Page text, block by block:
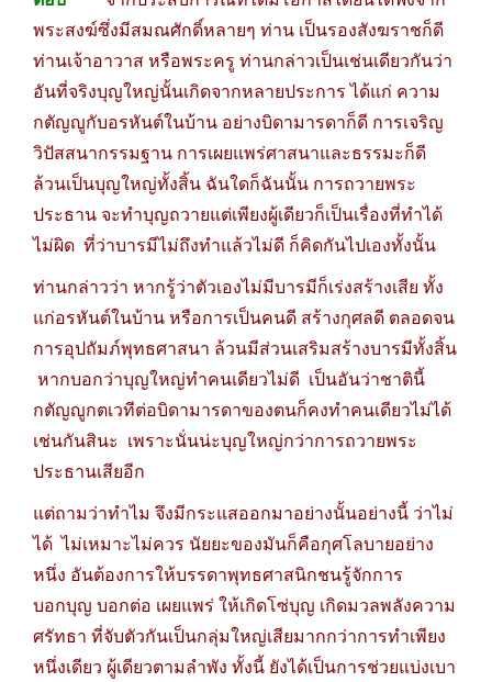
พระสงฆ์ซึ่งมีสมณศักดิ์หลายๆ ท่าน เป็นรองสังฆราชก็ดี
ท่านเจ้าอาวาส หรือพระครู ท่านกล่าวเป็นเช่นเดียวกันว่า
อันที่จริงบุญใหญ่นั้นเกิดจากหลายประการ ได้แก่ ความ
กตัญญูกับอรหันต์ในบ้าน อย่างบิดามารดาก็ดี การเจริญ
วิปัสสนากรรมฐาน การเผยแพร่ศาสนาและธรรมะก็ดี
ล้วนเป็นบุญใหญ่ทั้งสิ้น ฉันใดก็ฉันนั้น การถวายพระ
ประธาน จะทำบุญถวายแต่เพียงผู้เดียวก็เป็นเรื่องที่ทำได้
ไม่ผิด ที่ว่าบารมีไม่ถึงทำแล้วไม่ดี ก็คิดกันไปเองทั้งนั้น
ท่านกล่าวว่า หากรู้ว่าตัวเองไม่มีบารมีก็เร่งสร้างเสีย ทั้ง
แก่อรหันต์ในบ้าน หรือการเป็นคนดี สร้างกุศลดี ตลอดจน
การอุปถัมภ์พุทธศาสนา ล้วนมีส่วนเสริมสร้างบารมีทั้งสิ้น
หากบอกว่าบุญใหญ่ทำคนเดียวไม่ดี เป็นอันว่าชาตินี้
กตัญญูกตเวทีต่อบิดามารดาของตนก็คงทำคนเดียวไม่ได้
เช่นกันสินะ เพราะนั่นน่ะบุญใหญ่กว่าการถวายพระ
ประธานเสียอีก
แต่ถามว่าทำไม จึงมีกระแสออกมาอย่างนั้นอย่างนี้ ว่าไม่
ได้ ไม่เหมาะไม่ควร นัยยะของมันก็คือกุศโลบายอย่าง
หนึ่ง อันต้องการให้บรรดาพุทธศาสนิกชนรู้จักการ
บอกบุญ บอกต่อ เผยแพร่ ให้เกิดโซ่บุญ เกิดมวลพลังความ
ศรัทธา ที่จับตัวกันเป็นกลุ่มใหญ่เสียมากกว่าการทำเพียง
หนึ่งเดียว ผู้เดียวตามลำพัง ทั้งนี้ ยังได้เป็นการช่วยแบ่งเบา